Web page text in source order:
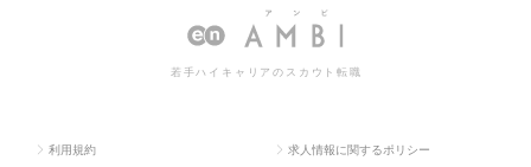
ン系）の転 リモートワーク／残業20Hの求人情報
若手ハイキャリアのスカウト転職
利用規約 求人情報に関するポリシー